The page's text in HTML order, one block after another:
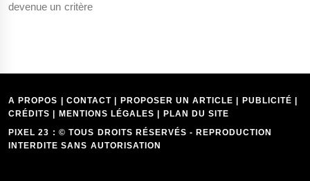
devenue un critère
A PROPOS | CONTACT | PROPOSER UN ARTICLE | PUBLICITÉ |
CRÉDITS | MENTIONS LÉGALES |
PLAN DU SITE
PIXEL 23 : © TOUS DROITS RÉSERVÉS - REPRODUCTION
INTERDITE SANS AUTORISATION